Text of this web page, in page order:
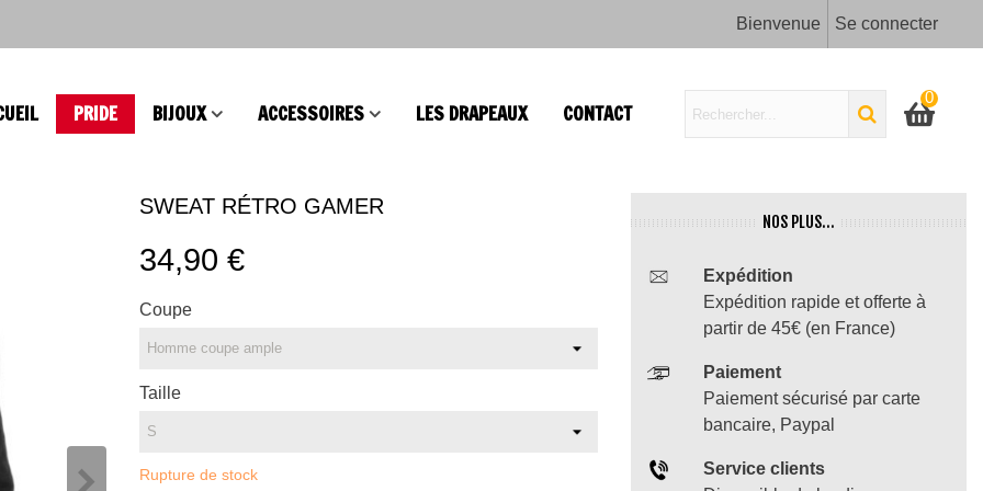
Bienvenue Se connecter
PRIDE BIJOUX ACCESSOIRES LES DRAPEAUX CONTACT
0
SWEAT RÉTRO GAMER
34,90 €
Coupe
Taille
Rupture de stock
NOS PLUS...
Expédition
Expédition rapide et offerte à
partir de 45€ (en France)
Paiement
Paiement sécurisé par carte
bancaire, Paypal
Service clients